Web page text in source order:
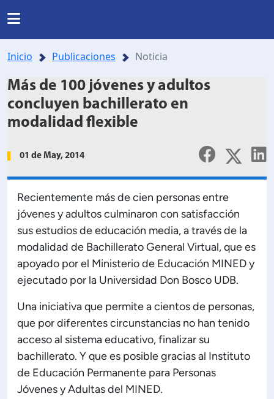
INSTITUCIONAL
Somos UDB
Nuestra historia
Ubicación
Mundo salesiano
Modelo Educativo
Institucional
Capacitación Institucional
Estructura organizativa
Rector
Y PROGRAMAS
Listado de carreras
Posgrados
y Centros Especializados.
estudiantiles
INVESTIGACIÓN
Presentación
formación en investigación
Organización
de investigación
Publicaciones
Noticias
Inicio Publicaciones Noticia
Más de 100 jóvenes y adultos
concluyen bachillerato en
modalidad flexible
01 de May, 2014
Recientemente más de cien personas entre
jóvenes y adultos culminaron con satisfacción
sus estudios de educación media, a través de la
modalidad de Bachillerato General Virtual, que es
apoyado por el Ministerio de Educación MINED y
ejecutado por la Universidad Don Bosco UDB.
Una iniciativa que permite a cientos de personas,
que por diferentes circunstancias no han tenido
acceso al sistema educativo, finalizar su
bachillerato. Y que es posible gracias al Instituto
de Educación Permanente para Personas
Jóvenes y Adultas del MINED.